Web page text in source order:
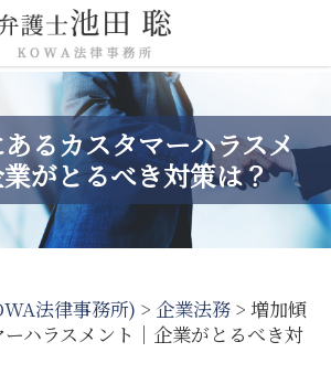
るカスタマーハラスメ
がとるべき対策は？
法律事務所) > 企業法務 > 増加傾
ハラスメント｜企業がとるべき対